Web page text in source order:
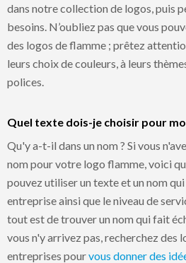
dans notre collection de logos, puis
besoins. N’oubliez pas que vous
des logos de flamme ; prêtez
leurs choix de couleurs, à leurs
polices.
Quel texte dois-je choisir pour
Qu'y a-t-il dans un nom ? Si vous
nom pour votre logo flamme, voici
pouvez utiliser un texte et un nom
entreprise ainsi que le niveau de
tout est de trouver un nom qui fait
vous n'y arrivez pas, recherchez des
entreprises pourvous donner des